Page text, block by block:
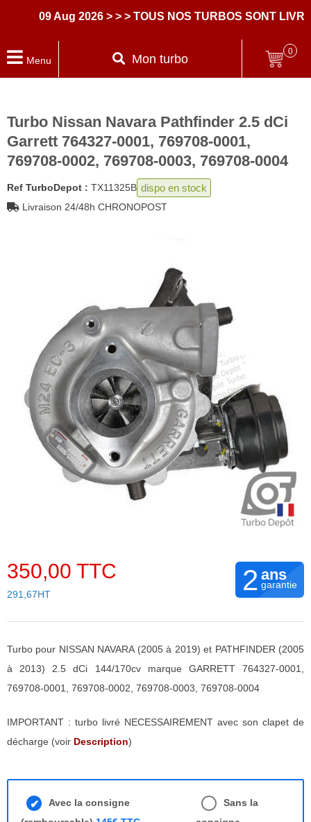
09 Aug 2026 > > > TOUS NOS TURBOS SONT LIVRES
Menu Mon turbo
0
Turbo Nissan Navara Pathfinder 2.5 dCi
Garrett 764327-0001, 769708-0001,
769708-0002, 769708-0003, 769708-0004
Ref TurboDepot : TX11325B dispo en stock
Livraison 24/48h CHRONOPOST
350,00 TTC
291,67HT 2 ans
garantie
Turbo pour NISSAN NAVARA (2005 à 2019) et PATHFINDER (2005
à 2013) 2.5 dCi 144/170cv marque GARRETT 764327-0001,
769708-0001, 769708-0002, 769708-0003, 769708-0004
IMPORTANT : turbo livré NECESSAIREMENT avec son clapet de
décharge (voir Description)
Avec la consigne
Sans la